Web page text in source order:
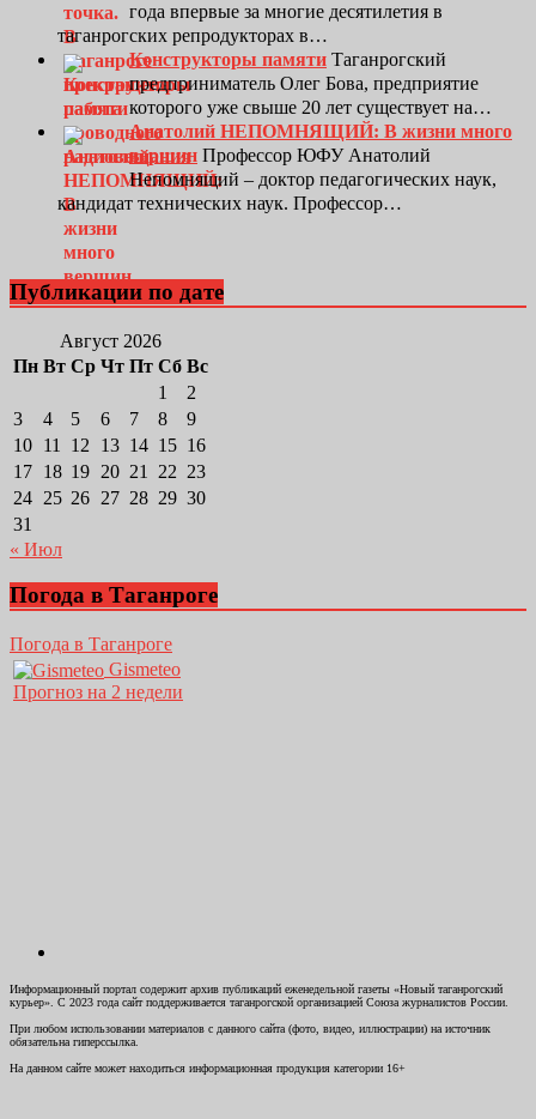
года впервые за многие десятилетия в
таганрогских репродукторах в…
Конструкторы памяти Таганрогский
предприниматель Олег Бова, предприятие
которого уже свыше 20 лет существует на…
Анатолий НЕПОМНЯЩИЙ: В жизни много
вершин Профессор ЮФУ Анатолий
Непомнящий – доктор педагогических наук,
кандидат технических наук. Профессор…
Публикации по дате
Август 2026
Пн Вт Ср Чт Пт Сб Вс
1
2
3
4 5 6 7 8
9
10 11 12 13 14 15 16
17 18 19 20 21 22 23
24 25 26 27 28 29 30
31
« Июл
Погода в Таганроге
Погода в Таганроге
Gismeteo
Прогноз на 2 недели
Информационный портал содержит архив публикаций еженедельной газеты «Новый таганрогский
курьер». С 2023 года сайт поддерживается таганрогской организацией Союза журналистов России.
При любом использовании материалов с данного сайта (фото, видео, иллюстрации) на источник
обязательна гиперссылка.
На данном сайте может находиться информационная продукция категории 16+